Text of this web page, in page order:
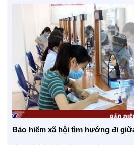
CHÍNH SÁCH AN SINH
Giảm nghèo bền vững
Xây dựng Nông thôn mới
Bảo hiểm xã hội - Bảo hiểm y tế
Y tế và sức khỏe
Bảo hiểm xã hội tìm hướng đi